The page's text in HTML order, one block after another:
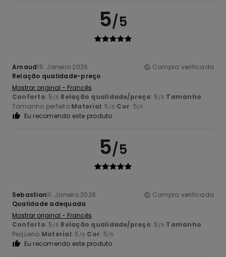
5/5
Arnaud15. Janeiro 2026
Compra verificada
Relação qualidade-preço
Mostrar original - Francês
Conforto: 5 /5 Relação qualidade/preço: 5 /5 Tamanho:
Tamanho perfeito Material: 5 /5 Cor: 5/5
Eu recomendo este produto
5/5
Sebastian11. Janeiro 2026
Compra verificada
Qualidade adequada
Mostrar original - Francês
Conforto: 5 /5 Relação qualidade/preço: 5 /5 Tamanho:
Pequeno Material: 5 /5 Cor: 5/5
Eu recomendo este produto